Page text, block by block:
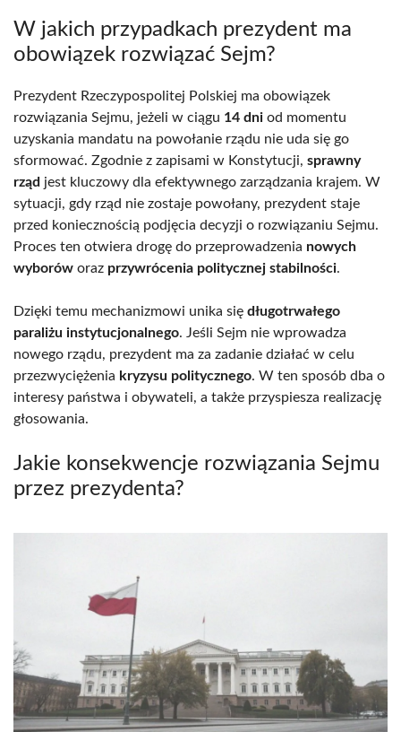
W jakich przypadkach prezydent ma
obowiązek rozwiązać Sejm?
Prezydent Rzeczypospolitej Polskiej ma obowiązek
rozwiązania Sejmu, jeżeli w ciągu 14 dni od momentu
uzyskania mandatu na powołanie rządu nie uda się go
sformować. Zgodnie z zapisami w Konstytucji, sprawny
rząd jest kluczowy dla efektywnego zarządzania krajem. W
sytuacji, gdy rząd nie zostaje powołany, prezydent staje
przed koniecznością podjęcia decyzji o rozwiązaniu Sejmu.
Proces ten otwiera drogę do przeprowadzenia nowych
wyborów oraz przywrócenia politycznej stabilności.
Dzięki temu mechanizmowi unika się długotrwałego
paraliżu instytucjonalnego. Jeśli Sejm nie wprowadza
nowego rządu, prezydent ma za zadanie działać w celu
przezwyciężenia kryzysu politycznego. W ten sposób dba o
interesy państwa i obywateli, a także przyspiesza realizację
głosowania.
Jakie konsekwencje rozwiązania Sejmu
przez prezydenta?